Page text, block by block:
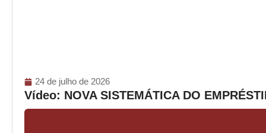
24 de julho de 2026
Vídeo: NOVA SISTEMÁTICA DO